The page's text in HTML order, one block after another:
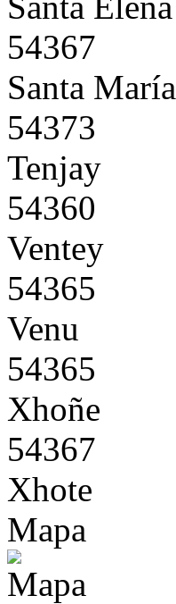
54367
Santa María
54373
Tenjay
54360
Ventey
54365
Venu
54365
Xhoñe
54367
Xhote
Mapa